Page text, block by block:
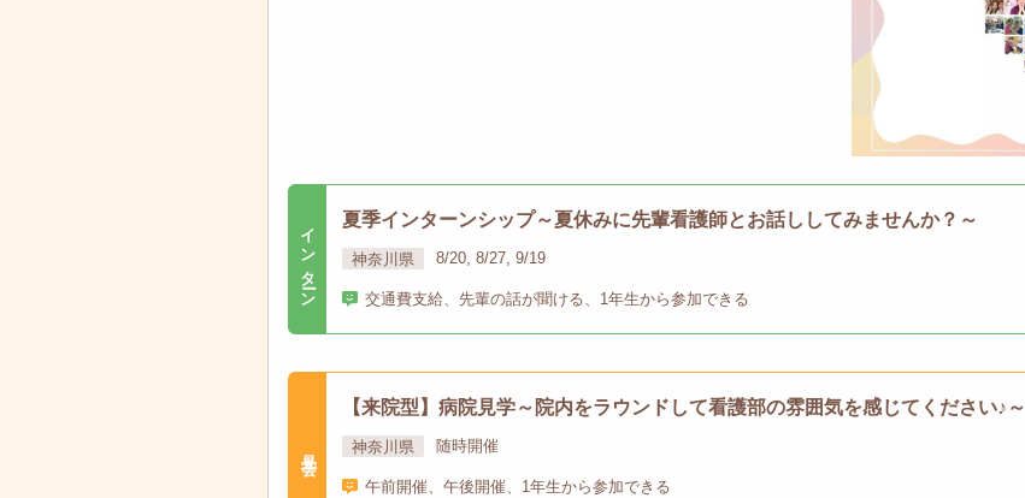
インターン 夏季インターンシップ～夏休みに先輩看護師とお話ししてみませんか？～
神奈川県 8/20, 8/27, 9/19
交通費支給、先輩の話が聞ける、1年生から参加できる
【来院型】病院見学～院内をラウンドして看護部の雰囲気を感じてください♪～
神奈川県 随時開催
午前開催、午後開催、1年生から参加できる